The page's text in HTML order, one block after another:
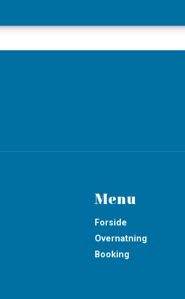
Menu
Forside
Overnatning
Booking